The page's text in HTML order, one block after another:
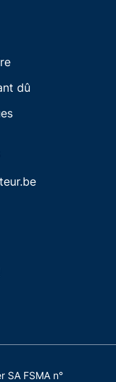
dû
SA FSMA n°